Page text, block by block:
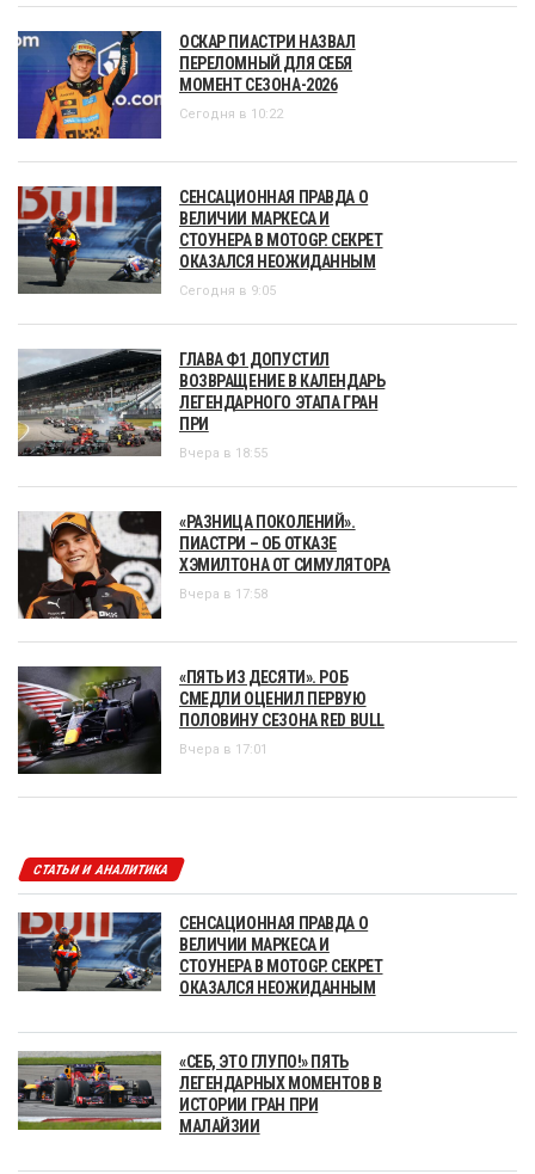
ОСКАР ПИАСТРИ НАЗВАЛ
ПЕРЕЛОМНЫЙ ДЛЯ СЕБЯ
МОМЕНТ СЕЗОНА-2026
Сегодня в 10:22
СЕНСАЦИОННАЯ ПРАВДА О
ВЕЛИЧИИ МАРКЕСА И
СТОУНЕРА В MOTOGP. СЕКРЕТ
ОКАЗАЛСЯ НЕОЖИДАННЫМ
Сегодня в 9:05
ГЛАВА Ф1 ДОПУСТИЛ
ВОЗВРАЩЕНИЕ В КАЛЕНДАРЬ
ЛЕГЕНДАРНОГО ЭТАПА ГРАН
ПРИ
Вчера в 18:55
«РАЗНИЦА ПОКОЛЕНИЙ».
ПИАСТРИ – ОБ ОТКАЗЕ
ХЭМИЛТОНА ОТ СИМУЛЯТОРА
Вчера в 17:58
«ПЯТЬ ИЗ ДЕСЯТИ». РОБ
СМЕДЛИ ОЦЕНИЛ ПЕРВУЮ
ПОЛОВИНУ СЕЗОНА RED BULL
Вчера в 17:01
СТАТЬИ И АНАЛИТИКА
СЕНСАЦИОННАЯ ПРАВДА О
ВЕЛИЧИИ МАРКЕСА И
СТОУНЕРА В MOTOGP. СЕКРЕТ
ОКАЗАЛСЯ НЕОЖИДАННЫМ
«СЕБ, ЭТО ГЛУПО!» ПЯТЬ
ЛЕГЕНДАРНЫХ МОМЕНТОВ В
ИСТОРИИ ГРАН ПРИ
МАЛАЙЗИИ